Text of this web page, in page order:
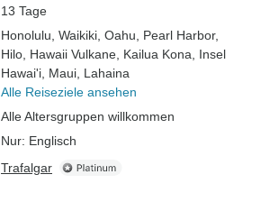
13 Tage
Honolulu , Waikiki , Oahu , Pearl Harbor,
Hilo , Hawaii Vulkane , Kailua Kona , Insel
Hawai'i , Maui , Lahaina
Alle Reiseziele ansehen
Alle Altersgruppen willkommen
Nur: Englisch
Trafalgar